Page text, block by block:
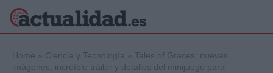
Home » Ciencia y Tecnología » Tales of Graces: nuevas
imágenes, increíble tráiler y detalles del minijuego para